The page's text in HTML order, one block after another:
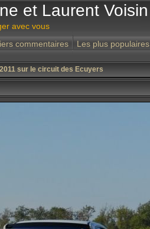
et Laurent Voisin
avec vous
commentaires Les plus populaires
sur le circuit des Ecuyers